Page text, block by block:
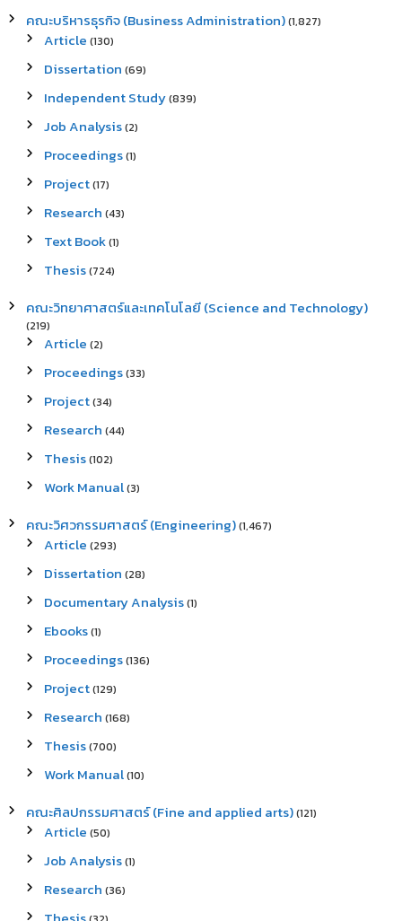
คณะบริหารธุรกิจ (Business Administration)(1,827)
Article (130)
Dissertation (69)
Independent Study(839)
Job Analysis(2)
Proceedings(1)
Project(17)
Research (43)
Text Book(1)
Thesis(724)
คณะวิทยาศาสตร์และเทคโนโลยี (Science and Technology)
(219)
Article (2)
Proceedings(33)
Project(34)
Research (44)
Thesis(102)
Work Manual(3)
คณะวิศวกรรมศาสตร์ (Engineering)(1,467)
Article (293)
Dissertation (28)
Documentary Analysis(1)
Ebooks(1)
Proceedings(136)
Project(129)
Research (168)
Thesis(700)
Work Manual(10)
คณะศิลปกรรมศาสตร์ (Fine and applied arts)(121)
Article (50)
Job Analysis(1)
Research (36)